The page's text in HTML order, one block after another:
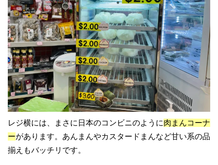
レジ横には、まさに日本のコンビニのように肉まんコーナ
ーがあります。あんまんやカスタードまんなど甘い系の品
揃えもバッチリです。